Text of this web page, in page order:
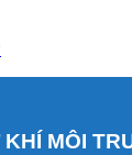
MÔI